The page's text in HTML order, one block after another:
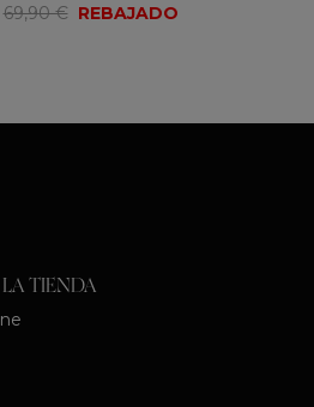
69,90 € REBAJADO
TIENDA